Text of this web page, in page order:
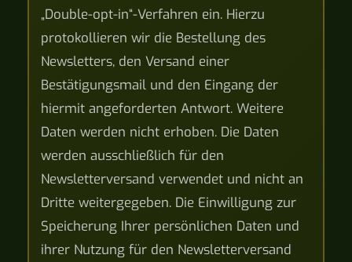
„Double-opt-in“-Verfahren ein. Hierzu
protokollieren wir die Bestellung des
Newsletters, den Versand einer
Bestätigungsmail und den Eingang der
hiermit angeforderten Antwort. Weitere
Daten werden nicht erhoben. Die Daten
werden ausschließlich für den
Newsletterversand verwendet und nicht an
Dritte weitergegeben. Die Einwilligung zur
Speicherung Ihrer persönlichen Daten und
ihrer Nutzung für den Newsletterversand